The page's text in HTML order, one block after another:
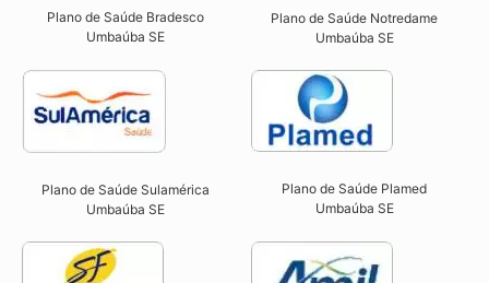
Plano de Saúde Bradesco
Umbaúba SE
Plano de Saúde Notredame
Umbaúba SE​
Plano de Saúde Sulamérica
Umbaúba SE
Plano de Saúde Plamed
Umbaúba SE​